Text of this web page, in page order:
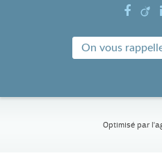
On vous
Optimisé par l'